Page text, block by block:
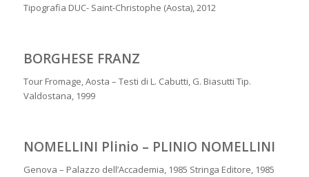
Tipografia DUC- Saint-Christophe (Aosta), 2012
BORGHESE FRANZ
Tour Fromage, Aosta – Testi di L. Cabutti, G. Biasutti Tip.
Valdostana, 1999
NOMELLINI Plinio – PLINIO NOMELLINI
Genova – Palazzo dell’Accademia, 1985 Stringa Editore, 1985